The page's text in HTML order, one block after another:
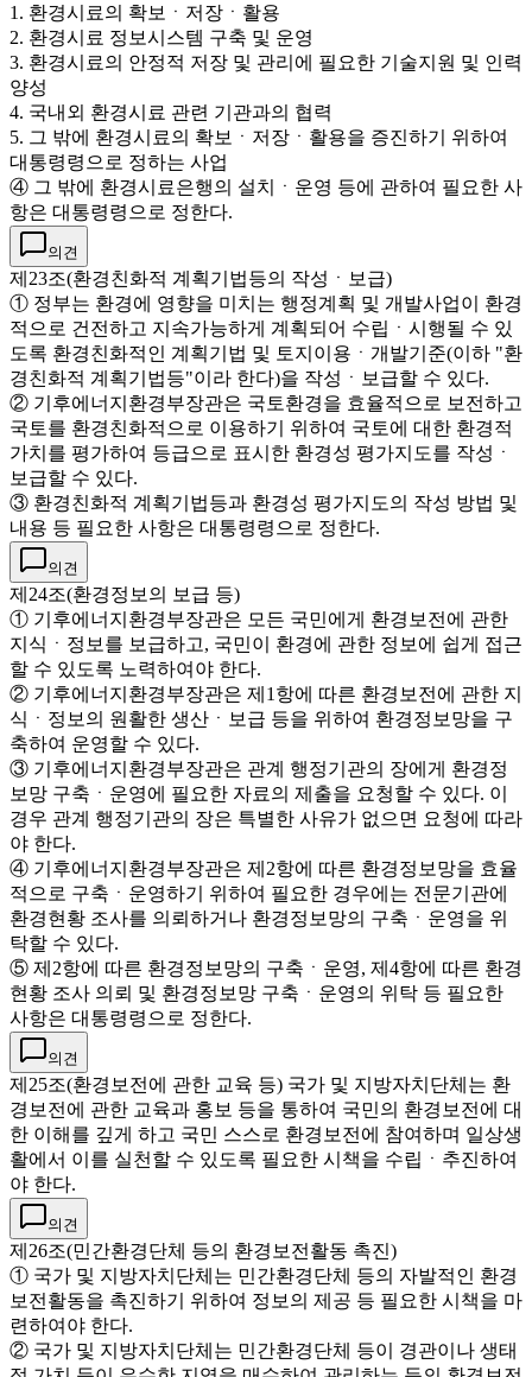
1. 환경시료의 확보ㆍ저장ㆍ활용
2. 환경시료 정보시스템 구축 및 운영
3. 환경시료의 안정적 저장 및 관리에 필요한 기술지원 및 인력
양성
4. 국내외 환경시료 관련 기관과의 협력
5. 그 밖에 환경시료의 확보ㆍ저장ㆍ활용을 증진하기 위하여
대통령령으로 정하는 사업
④ 그 밖에 환경시료은행의 설치ㆍ운영 등에 관하여 필요한 사
항은 대통령령으로 정한다.
의견
제23조(환경친화적 계획기법등의 작성ㆍ보급)
① 정부는 환경에 영향을 미치는 행정계획 및 개발사업이 환경
적으로 건전하고 지속가능하게 계획되어 수립ㆍ시행될 수 있
도록 환경친화적인 계획기법 및 토지이용ㆍ개발기준(이하 "환
경친화적 계획기법등"이라 한다)을 작성ㆍ보급할 수 있다.
② 기후에너지환경부장관은 국토환경을 효율적으로 보전하고
국토를 환경친화적으로 이용하기 위하여 국토에 대한 환경적
가치를 평가하여 등급으로 표시한 환경성 평가지도를 작성ㆍ
보급할 수 있다.
③ 환경친화적 계획기법등과 환경성 평가지도의 작성 방법 및
내용 등 필요한 사항은 대통령령으로 정한다.
의견
제24조(환경정보의 보급 등)
① 기후에너지환경부장관은 모든 국민에게 환경보전에 관한
지식ㆍ정보를 보급하고, 국민이 환경에 관한 정보에 쉽게 접근
할 수 있도록 노력하여야 한다.
② 기후에너지환경부장관은 제1항에 따른 환경보전에 관한 지
식ㆍ정보의 원활한 생산ㆍ보급 등을 위하여 환경정보망을 구
축하여 운영할 수 있다.
③ 기후에너지환경부장관은 관계 행정기관의 장에게 환경정
보망 구축ㆍ운영에 필요한 자료의 제출을 요청할 수 있다. 이
경우 관계 행정기관의 장은 특별한 사유가 없으면 요청에 따라
야 한다.
④ 기후에너지환경부장관은 제2항에 따른 환경정보망을 효율
적으로 구축ㆍ운영하기 위하여 필요한 경우에는 전문기관에
환경현황 조사를 의뢰하거나 환경정보망의 구축ㆍ운영을 위
탁할 수 있다.
⑤ 제2항에 따른 환경정보망의 구축ㆍ운영, 제4항에 따른 환경
현황 조사 의뢰 및 환경정보망 구축ㆍ운영의 위탁 등 필요한
사항은 대통령령으로 정한다.
의견
제25조(환경보전에 관한 교육 등) 국가 및 지방자치단체는 환
경보전에 관한 교육과 홍보 등을 통하여 국민의 환경보전에 대
한 이해를 깊게 하고 국민 스스로 환경보전에 참여하며 일상생
활에서 이를 실천할 수 있도록 필요한 시책을 수립ㆍ추진하여
야 한다.
의견
제26조(민간환경단체 등의 환경보전활동 촉진)
① 국가 및 지방자치단체는 민간환경단체 등의 자발적인 환경
보전활동을 촉진하기 위하여 정보의 제공 등 필요한 시책을 마
련하여야 한다.
② 국가 및 지방자치단체는 민간환경단체 등이 경관이나 생태